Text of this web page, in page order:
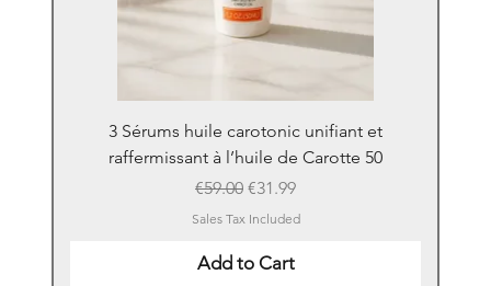
3 Sérums huile carotonic unifiant et
raffermissant à l’huile de Carotte 50
Regular Price
€59.00 Sale Price
€31.99
Sales Tax Included
Add to Cart